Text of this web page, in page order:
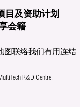
目及资助计划
会籍
图联络我们有用连结
R&D Centre.